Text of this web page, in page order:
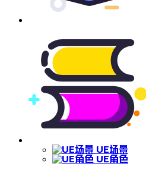
UE场景
UE角色